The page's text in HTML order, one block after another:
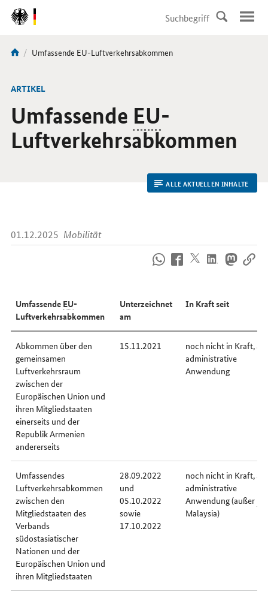
DirektZu:
Navigation
Sie
hier:
Aktuelle
Umfassende EU-Luftverkehrsabkommen
ARTIKEL
Umfassende EU-
Luftverkehrsabkommen
ALLE AKTUELLEN INHALTE
01.12.2025 Mobilität
im
Internet
Umfassende EU-
Luftverkehrsabkommen
Unterzeichnet
am
In Kraft seit
Abkommen über den
gemeinsamen
Luftverkehrsraum
zwischen der
Europäischen Union und
ihren Mitgliedstaaten
einerseits und der
Republik Armenien
andererseits
15.11.2021
noch nicht in Kraft,
administrative
Anwendung
Umfassendes
Luftverkehrsabkommen
zwischen den
Mitgliedstaaten des
Verbands
südostasiatischer
Nationen und der
Europäischen Union und
ihren Mitgliedstaaten
28.09.2022
und
05.10.2022
sowie
17.10.2022
noch nicht in Kraft,
administrative
Anwendung (außer
Malaysia)